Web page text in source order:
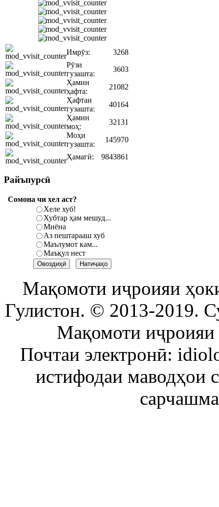
Имрӯз:
3268
Рӯзи
гузашта:
3603
Ҳамин
ҳафта:
21082
Ҳафтаи
гузашта:
40164
Ҳамин
моҳ:
32131
Моҳи
гузашта:
145970
Ҳамагӣ: 9843861
Райъпурсӣ
Сомона чи хел аст?
Хеле хуб!
Хубтар ҳам мешуд...
Миёна
Аз пештарааш хуб
Маълумот кам...
Маъқул нест
Мақомоти иҷроияи
Гулистон. © 2013-2019.
Мақомоти иҷроияи
Почтаи электронӣ:
истифодаи маводҳои